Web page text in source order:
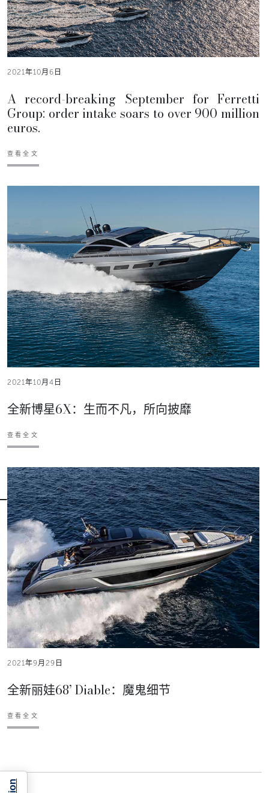
2021年10月6日
A record-breaking September for Ferretti
Group: order intake soars to over 900 million
euros.
查看全文
2021年10月4日
全新博星6X：生而不凡，所向披靡
查看全文
2021年9月29日
全新丽娃68’ Diable：魔鬼细节
查看全文